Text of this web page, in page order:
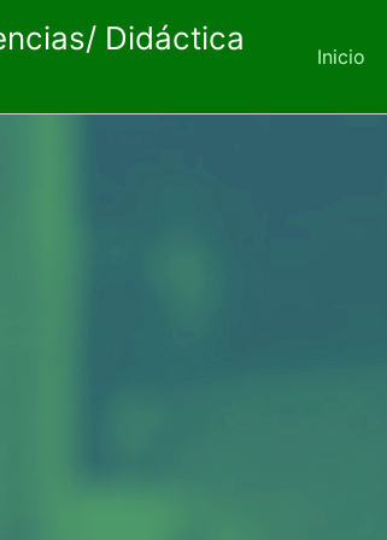
Didáctica
Inicio